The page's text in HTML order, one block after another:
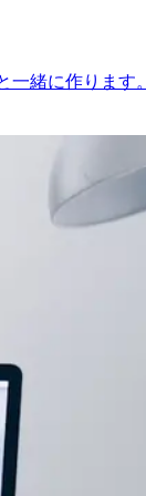
緒に作ります。